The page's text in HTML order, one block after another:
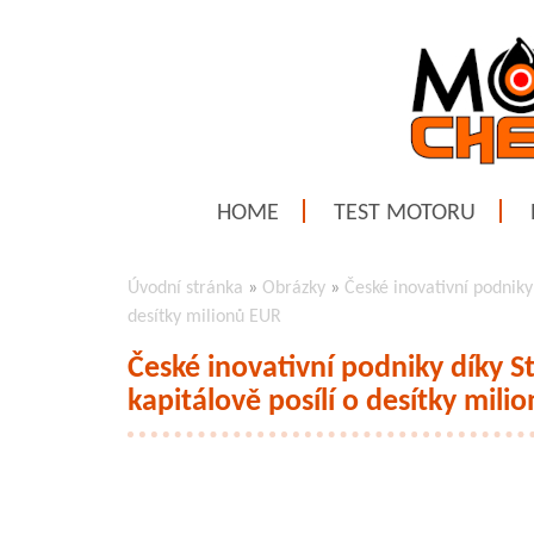
HOME TEST MOTORU
Úvodní stránka » Obrázky » České inovativní
desítky milionů EUR
České inovativní podniky díky
kapitálově posílí o desítky